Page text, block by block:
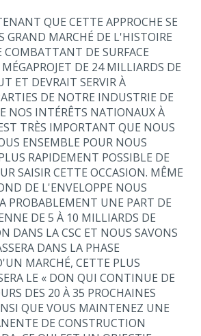
QUE CETTE APPROCHE SE
GRAND MARCHÉ DE L'HISTOIRE
DE SURFACE
DE 24 MILLIARDS DE
ET DEVRAIT SERVIR À
DE NOTRE INDUSTRIE DE
NOS INTÉRÊTS NATIONAUX À
TRÈS IMPORTANT QUE NOUS
ENSEMBLE POUR NOUS
RAPIDEMENT POSSIBLE DE
SAISIR CETTE OCCASION. MÊME
DE L'ENVELOPPE NOUS
PROBABLEMENT UNE PART DE
DE 5 À 10 MILLIARDS DE
DANS LA CSC ET NOUS SAVONS
DANS LA PHASE
MARCHÉ, CETTE PLUS
LE « DON QUI CONTINUE DE
DES 20 À 35 PROCHAINES
QUE VOUS MAINTENEZ UNE
DE CONSTRUCTION